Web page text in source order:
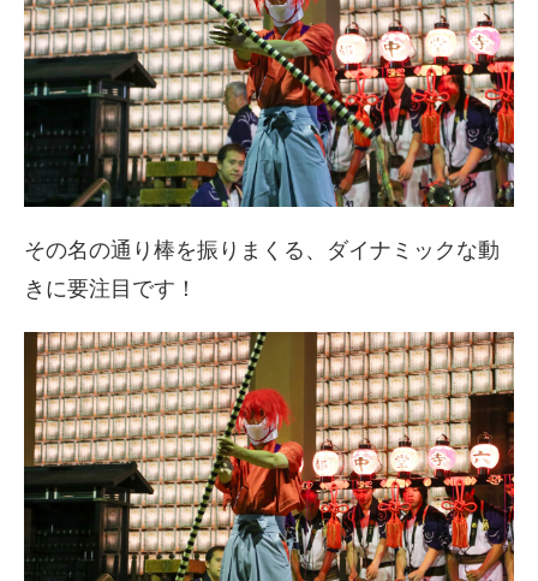
その名の通り棒を振りまくる、ダイナミックな動
きに要注目です！